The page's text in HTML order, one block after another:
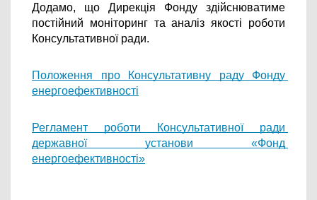
Додамо, що Дирекція Фонду здійснюватиме
постійний моніторинг та аналіз якості роботи
Консультативної ради.
Положення про Консультативну раду Фонду
енергоефективності
Регламент роботи Консультативної ради
державної установи «Фонд
енергоефективності»